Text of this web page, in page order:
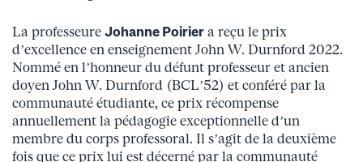
La professeure Johanne Poirier a reçu le prix
d’excellence en enseignement John W. Durnford 2022.
Nommé en l’honneur du défunt professeur et ancien
doyen John W. Durnford (BCL’52) et conféré par la
communauté étudiante, ce prix récompense
annuellement la pédagogie exceptionnelle d’un
membre du corps professoral. Il s’agit de la deuxième
fois que ce prix lui est décerné par la communauté